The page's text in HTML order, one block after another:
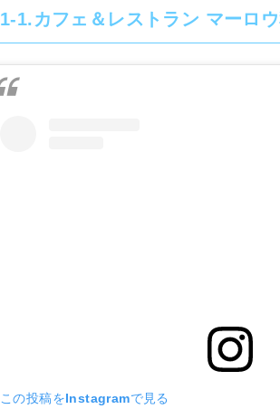
1-1.カフェ＆レストラン マーロ
この投稿をInstagramで見る